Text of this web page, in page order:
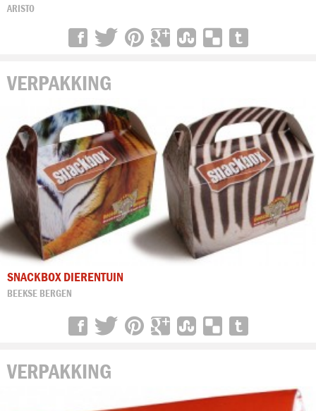
ARISTO
VERPAKKING
SNACKBOX DIERENTUIN
BEEKSE BERGEN
VERPAKKING